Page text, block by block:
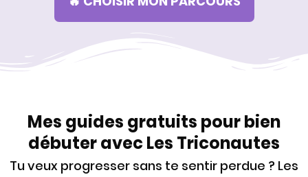
Mes guides gratuits pour bien
débuter avec Les Triconautes
Tu veux progresser sans te sentir perdue ? Les